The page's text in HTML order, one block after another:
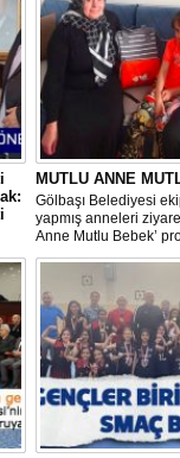
MUTLU ANNE
Gölbaşı Belediyesi
yapmış anneleri
Anne Mutlu Bebek’
hem içerisinde
ediyor hem de
veriyor.